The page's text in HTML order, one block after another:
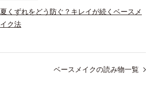
夏くずれをどう防ぐ？キレイが続くベースメ
イク法
ベースメイクの読み物一覧